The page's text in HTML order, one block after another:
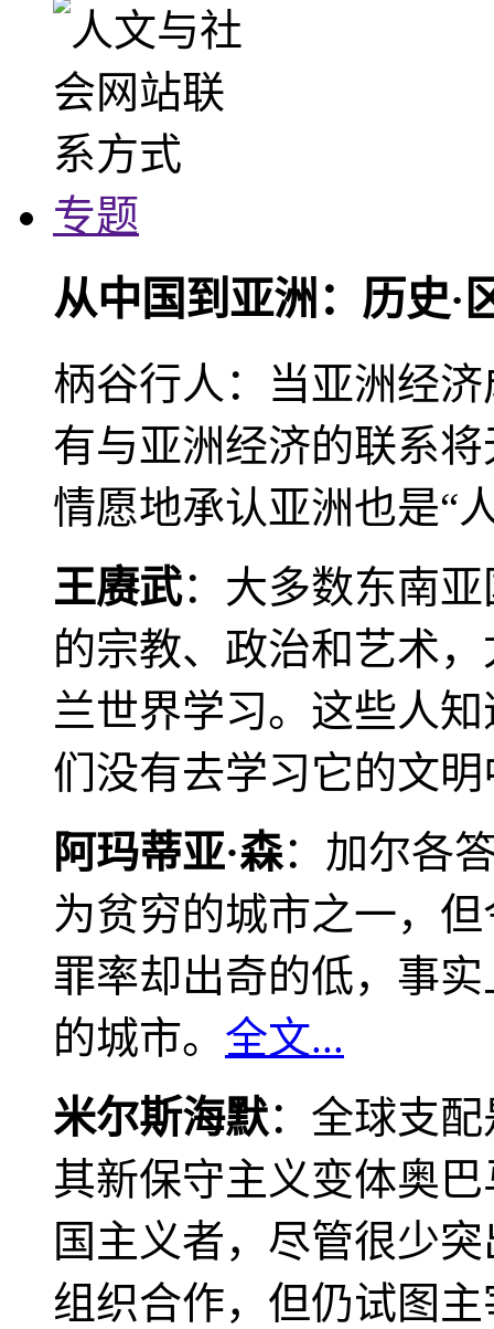
专题
从中国到亚洲：历史·
柄谷行人：当亚洲经
有与亚洲经济的联系
情愿地承认亚洲也是“
王赓武：大多数东南
的宗教、政治和艺术
兰世界学习。这些人
们没有去学习它的文
阿玛蒂亚·森：加尔各
为贫穷的城市之一，
罪率却出奇的低，事
的城市。 全文...
米尔斯海默：全球支
其新保守主义变体奥
国主义者，尽管很少
组织合作，但仍试图